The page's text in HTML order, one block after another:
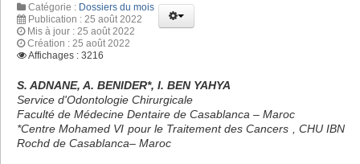
Catégorie : Dossiers du mois
Publication : 25 août 2022
Mis à jour : 25 août 2022
Création : 25 août 2022
Affichages : 3216
S. ADNANE, A. BENIDER*, I. BEN YAHYA
Service d'Odontologie Chirurgicale
Faculté de Médecine Dentaire de Casablanca – Maroc
*Centre Mohamed VI pour le Traitement des Cancers , CHU IBN
Rochd de Casablanca– Maroc